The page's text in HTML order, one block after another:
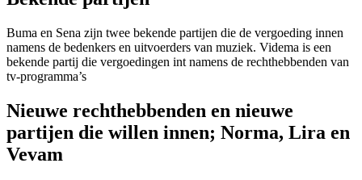
Buma en Sena zijn twee bekende partijen die de vergoeding innen
namens de bedenkers en uitvoerders van muziek. Videma is een
bekende partij die vergoedingen int namens de rechthebbenden van
tv-programma’s
Nieuwe rechthebbenden en nieuwe
partijen die willen innen; Norma, Lira en
Vevam